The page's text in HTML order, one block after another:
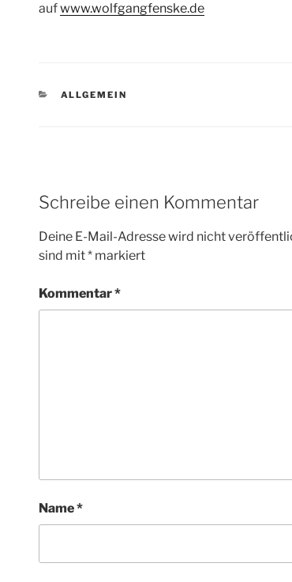
aufwww.wolfgangfenske.de
KATEGORIEN
ALLGEMEIN
Schreibe einen Kommentar
Deine E-Mail-Adresse wird nicht
sind mit* markiert
Kommentar*
Name*